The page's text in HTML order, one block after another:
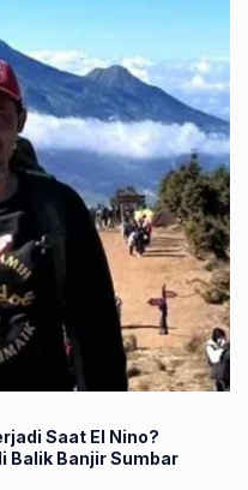
Saat El Nino?
Balik Banjir Sumbar